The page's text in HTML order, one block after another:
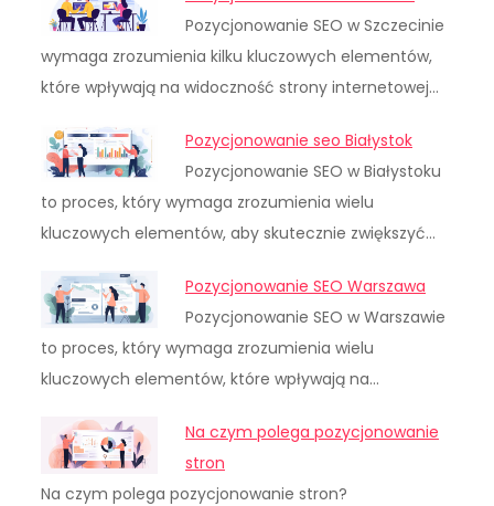
Pozycjonowanie SEO w Szczecinie
wymaga zrozumienia kilku kluczowych elementów,
które wpływają na widoczność strony internetowej…
Pozycjonowanie seo Białystok
Pozycjonowanie SEO w Białystoku
to proces, który wymaga zrozumienia wielu
kluczowych elementów, aby skutecznie zwiększyć…
Pozycjonowanie SEO Warszawa
Pozycjonowanie SEO w Warszawie
to proces, który wymaga zrozumienia wielu
kluczowych elementów, które wpływają na…
Na czym polega pozycjonowanie
stron
Na czym polega pozycjonowanie stron?